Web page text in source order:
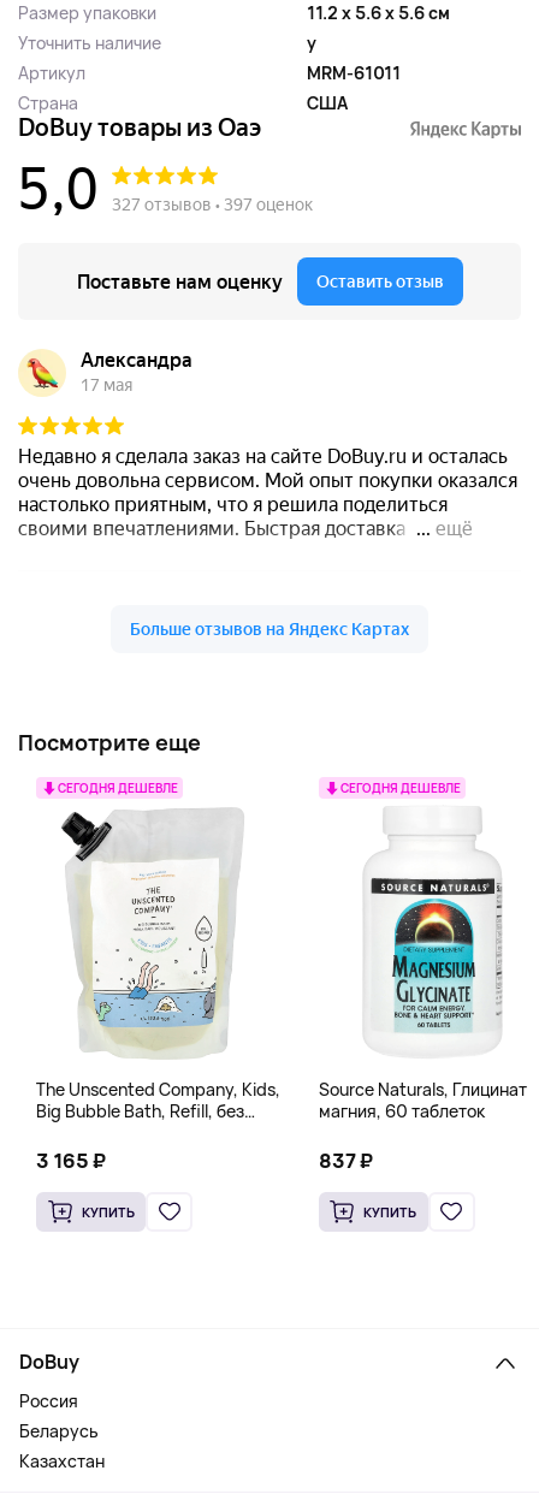
Размер упаковки
11.2 x 5.6 x 5.6 см
Уточнить наличие
y
Артикул
MRM-61011
Страна
США
Посмотрите еще
СЕГОДНЯ ДЕШЕВЛЕ
The Unscented Company, Kids,
Big Bubble Bath, Refill, без
Унции)
3 165 ₽
КУПИТЬ
СЕГОДНЯ ДЕШЕВЛЕ
Source Naturals, Глицинат
магния, 60 таблеток
837 ₽
КУПИТЬ
DoBuy
Россия
Беларусь
Казахстан